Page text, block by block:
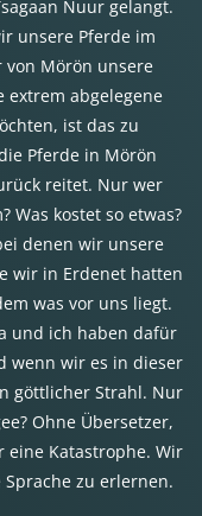
Nuur gelangt.
unsere Pferde im
Mörön unsere
abgelegene
ist das zu
Pferde in Mörön
reitet. Nur wer
Was kostet so etwas?
denen wir unsere
wir in Erdenet hatten
was vor uns liegt.
und ich haben dafür
wenn wir es in dieser
göttlicher Strahl. Nur
Ohne Übersetzer,
eine Katastrophe. Wir
zu erlernen.